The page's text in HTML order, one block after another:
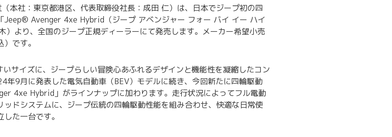
本社：東京都港区、代表取締役社長：成田 仁）は、日本でジープ初の四
Jeep® Avenger 4xe Hybrid（ジープ アベンジャー フォー バイ イー ハイ
）より、全国のジープ正規ディーラーにて発売します。メーカー希望小売
です。
サイズに、ジープらしい冒険心あふれるデザインと機能性を凝縮したコン
年9月に発表した電気自動車（BEV）モデルに続き、今回新たに四輪駆動
4xe Hybrid」がラインナップに加わります。走行状況によってフル電動
ッドシステムに、ジープ伝統の四輪駆動性能を組み合わせ、快適な日常使
た一台です。